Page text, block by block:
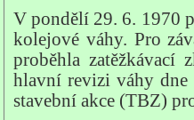
V pondělí 29. 6. 1970
kolejové váhy. Pro
proběhla
hlavní revizi váhy dne
stavební akce (TBZ)